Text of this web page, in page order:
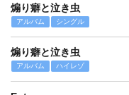
煽り癖と泣き虫
アルバム シングル
煽り癖と泣き虫
アルバム ハイレゾ